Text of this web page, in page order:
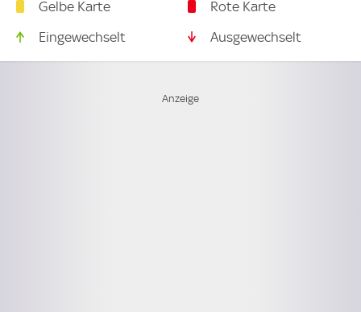
Gelbe Karte
Rote Karte
Eingewechselt
Ausgewechselt